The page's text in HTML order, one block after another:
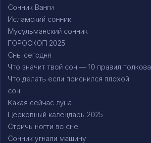
Сонник Ванги
Исламский сонник
Мусульманский сонник
ГОРОСКОП 2025
Сны сегодня
Что значит твой сон — 10 правил
Что делать если приснился плохой
сон
Какая сейчас луна
Церковный календарь 2025
Стричь ногти во сне
Сонник угнали машину